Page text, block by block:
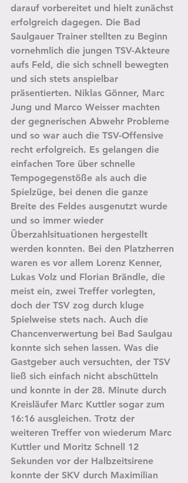
darauf vorbereitet und hielt zunächst
erfolgreich dagegen. Die Bad
Saulgauer Trainer stellten zu Beginn
vornehmlich die jungen TSV-Akteure
aufs Feld, die sich schnell bewegten
und sich stets anspielbar
präsentierten. Niklas Gönner, Marc
Jung und Marco Weisser machten
der gegnerischen Abwehr Probleme
und so war auch die TSV-Offensive
recht erfolgreich. Es gelangen die
einfachen Tore über schnelle
Tempogegenstöße als auch die
Spielzüge, bei denen die ganze
Breite des Feldes ausgenutzt wurde
und so immer wieder
Überzahlsituationen hergestellt
werden konnten. Bei den Platzherren
waren es vor allem Lorenz Kenner,
Lukas Volz und Florian Brändle, die
meist ein, zwei Treffer vorlegten,
doch der TSV zog durch kluge
Spielweise stets nach. Auch die
Chancenverwertung bei Bad Saulgau
konnte sich sehen lassen. Was die
Gastgeber auch versuchten, der TSV
ließ sich einfach nicht abschütteln
und konnte in der 28. Minute durch
Kreisläufer Marc Kuttler sogar zum
16:16 ausgleichen. Trotz der
weiteren Treffer von wiederum Marc
Kuttler und Moritz Schnell 12
Sekunden vor der Halbzeitsirene
konnte der SKV durch Maximilian